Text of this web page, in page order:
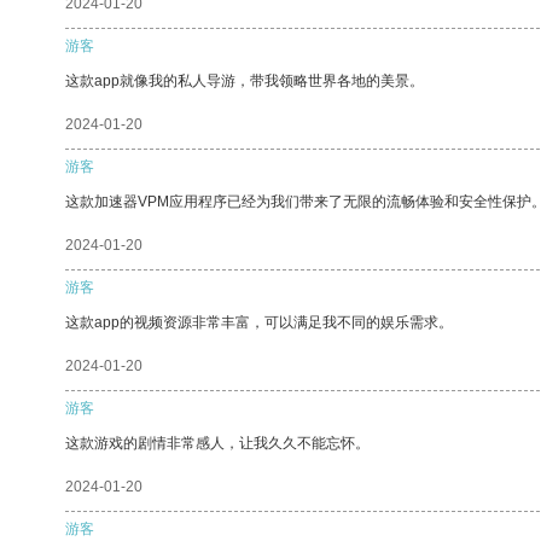
2024-01-20
游客
这款app就像我的私人导游，带我领略世界各地的美景。
2024-01-20
游客
这款加速器VPM应用程序已经为我们带来了无限的流畅体验和安全性保护
2024-01-20
游客
这款app的视频资源非常丰富，可以满足我不同的娱乐需求。
2024-01-20
游客
这款游戏的剧情非常感人，让我久久不能忘怀。
2024-01-20
游客